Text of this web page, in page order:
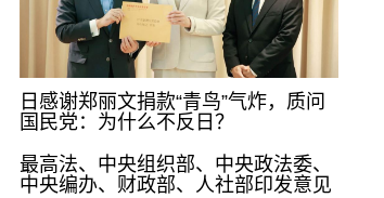
日感谢郑丽文捐款“青鸟”气炸，质问
国民党：为什么不反日？
最高法、中央组织部、中央政法委、
中央编办、财政部、人社部印发意见